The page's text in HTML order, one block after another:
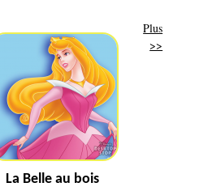
La Belle au bois
Plus
>>